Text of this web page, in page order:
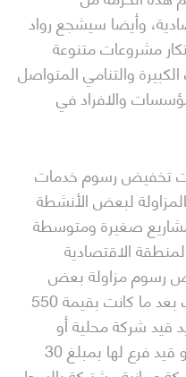
وأيضا سيشجع رواد
مشروعات متنوعة
والتنامي المتواصل
والافراد في
تخفيض رسوم خدمات
لبعض الأنشطة
مشاريع صغيرة ومتوسطة
في المنطقة الاقتصادية
رسوم مزاولة بعض
الأنشطة أصبحت بقيمة 5 ريالات بعد ما كانت بقيمة 550
قيد شركة محلية أو
مؤسسة فردية بالسجل التجاري او قيد فرع لها بمبلغ 30